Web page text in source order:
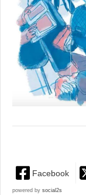
Facebook
powered by social2s